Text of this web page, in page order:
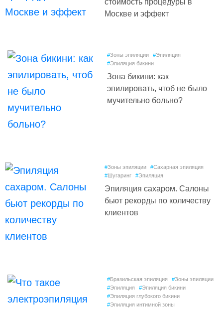
стоимость процедуры в
Москве и эффект
#Зоны эпиляции #Эпиляция
#Эпиляция бикини
Зона бикини: как
эпилировать, чтоб не было
мучительно больно?
#Зоны эпиляции #Сахарная эпиляция
#Шугаринг #Эпиляция
Эпиляция сахаром. Салоны
бьют рекорды по количеству
клиентов
#Бразильская эпиляция #Зоны эпиляции
#Эпиляция #Эпиляция бикини
#Эпиляция глубокого бикини
#Эпиляция интимной зоны